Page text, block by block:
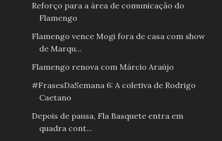
Reforço para a área de comunicação do
Flamengo
Flamengo vence Mogi fora de casa com show
de Marqu...
Flamengo renova com Márcio Araújo
#FrasesDaSemana 6: A coletiva de Rodrigo
Caetano
Depois de pausa, Fla Basquete entra em
quadra cont...